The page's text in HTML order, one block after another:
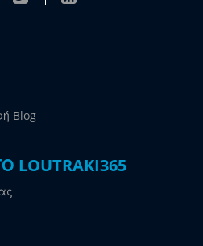
Blog
LOUTRAKI365